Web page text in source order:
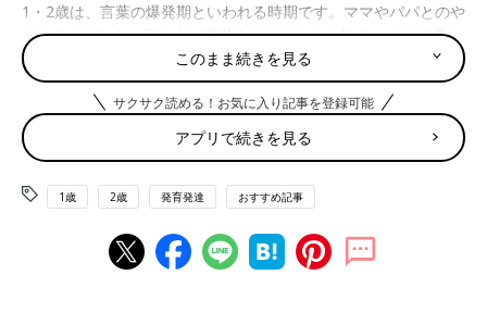
1・2歳は、言葉の爆発期といわれる時期です。ママやパパとのや
りとりなどから、頭の中に言葉をどんどんため込み、やがて豊か
に言葉を発するようになるのです。
家庭でできる！ 1・2歳の言葉を促す2つのポイン
1・2歳の言葉の発達を促すには、ママやパパとの普段からのやり
も聞かれます。
このまま続きを見る
サクサク読める！お気に入り記事を登録可能
アプリで続きを見る
1歳 2歳 発育発達 おすすめ記事